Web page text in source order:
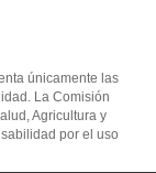
únicamente las
La Comisión
Agricultura y
por el uso